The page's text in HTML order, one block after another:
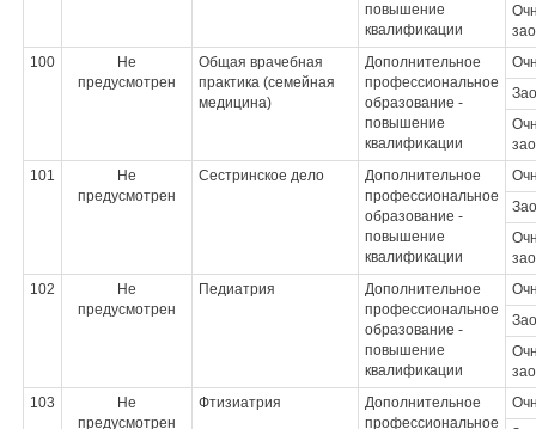
повышение
квалификации
100
Не
предусмотрен
Общая врачебная
практика (семейная
медицина)
Дополнительное
профессиональное
образование -
повышение
квалификации
101
Не
предусмотрен
Сестринское дело
Дополнительное
профессиональное
образование -
повышение
квалификации
102
Не
предусмотрен
Педиатрия
Дополнительное
профессиональное
образование -
повышение
квалификации
103
Не
предусмотрен
Фтизиатрия
Дополнительное
профессиональное